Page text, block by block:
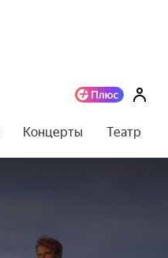
Концерты Театр